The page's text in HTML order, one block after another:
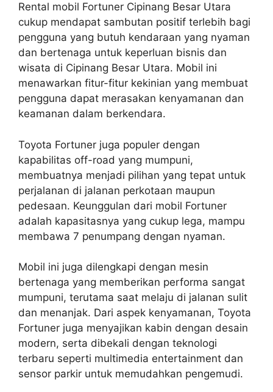
Rental mobil Fortuner Cipinang Besar Utara
cukup mendapat sambutan positif terlebih bagi
pengguna yang butuh kendaraan yang nyaman
dan bertenaga untuk keperluan bisnis dan
wisata di Cipinang Besar Utara. Mobil ini
menawarkan fitur-fitur kekinian yang membuat
pengguna dapat merasakan kenyamanan dan
keamanan dalam berkendara.
Toyota Fortuner juga populer dengan
kapabilitas off-road yang mumpuni,
membuatnya menjadi pilihan yang tepat untuk
perjalanan di jalanan perkotaan maupun
pedesaan. Keunggulan dari mobil Fortuner
adalah kapasitasnya yang cukup lega, mampu
membawa 7 penumpang dengan nyaman.
Mobil ini juga dilengkapi dengan mesin
bertenaga yang memberikan performa sangat
mumpuni, terutama saat melaju di jalanan sulit
dan menanjak. Dari aspek kenyamanan, Toyota
Fortuner juga menyajikan kabin dengan desain
modern, serta dibekali dengan teknologi
terbaru seperti multimedia entertainment dan
sensor parkir untuk memudahkan pengemudi.